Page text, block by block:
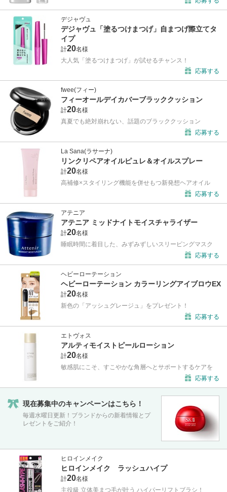
デジャヴュ
デジャヴュ「塗るつけまつげ」自まつげ際立てタ
イプ
計20名様
大人気「塗るつけまつげ」が試せるチャンス！
応募する
fwee(フィー)
フィーオールデイカバーブラッククッション
計20名様
真夏でも絶対崩れない、話題のブラッククッション
応募する
La Sana(ラサーナ)
リンクリペアオイルピュレ＆オイルスプレー
計20名様
高補修×スタイリング機能を併せもつ新発想ヘアオイル
応募する
アテニア
アテニア ミッドナイトモイスチャライザー
計20名様
睡眠時間に着目した、みずみずしいスリーピングマスク
応募する
ヘビーローテーション
ヘビーローテーション カラーリングアイブロウEX
計20名様
新色の「アッシュグレージュ」をプレゼント！
応募する
エトヴォス
アルティモイストピールローション
計20名様
敏感肌にこそ、すこやかな角層へとサポートするケアを
応募する
現在募集中のキャンペーンはこちら！
毎週水曜日更新！ブランドからの新着情報とプ
レゼントをご紹介！
ヒロインメイク
ヒロインメイク ラッシュハイプ
計20名様
主役級 立体美まつ毛が叶う ハイパーリフトブラシ！